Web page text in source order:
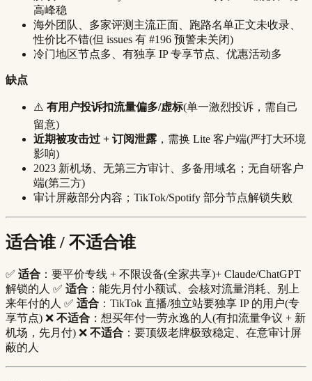
高峰稳
海外团队、多家评测主流正面、跑路名单正文未收录、
性价比不错(但 issues 有 #196 预警未关闭)
冷门地区节点多、有独享 IP 专享节点、优惠活动多
缺点
⚠️ 有用户投诉扣流量偏多/虚标(单一激烈投诉，需自己
留意)
近期被攻击过 + 订阅泄露 ，需换 Lite 客户端(严打大环境
影响)
2023 新机场、无第三方审计、多备用域名；无自研客户
端(第三方)
审计屏蔽部分内容；TikTok/Spotify 部分节点解锁失败
适合谁 / 不适合谁
✅ 适合 ：要平价专线 + 不限设备(全家共享)+ Claude/ChatGPT
解锁的人 ✅ 适合 ：能先月付小额试、会核对流量消耗、别上
来年付的人 ✅ 适合 ：TikTok 直播/独立站要独享 IP 的用户(专
享节点) ❌ 不适合 ：想买年付一劳永逸的人(有扣流量争议 + 新
机场，先月付) ❌ 不适合 ：要顶级老牌极致稳定、在意审计屏
蔽的人